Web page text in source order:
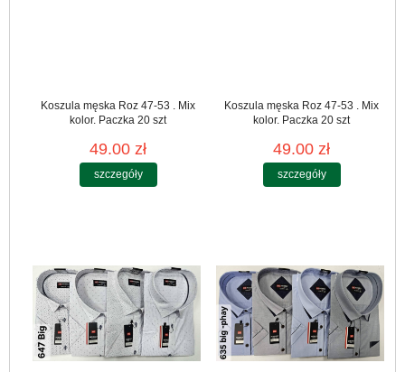
Koszula męska Roz 47-53 . Mix
kolor. Paczka 20 szt
49.00 zł
szczegóły
Koszula męska Roz 47-53 . Mix
kolor. Paczka 20 szt
49.00 zł
szczegóły